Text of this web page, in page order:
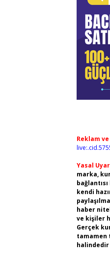
Reklam
Yasal
marka,
kendi
haber
ve kişiler
Gerçek
tamamen
halindedir